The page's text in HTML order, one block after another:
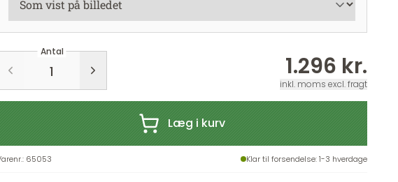
Antal
1.296 kr.
inkl. moms excl. fragt
Læg i kurv
: 65053 Klar til forsendelse: 1-3 hverdage